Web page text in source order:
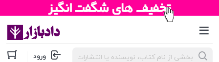
جستجوی
محصولات ورود